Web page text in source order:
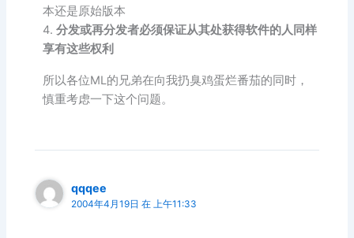
本还是原始版本
4.分发或再分发者必须保证从其处获得软件的人同样
享有这些权利
所以各位ML的兄弟在向我扔臭鸡蛋烂番茄的同时，
慎重考虑一下这个问题。
qqqee
2004年4月19日 在 上午11:33